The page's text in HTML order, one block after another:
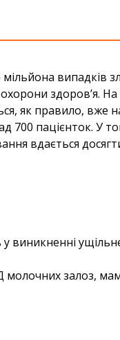
випадків
здоров’я. На
як правило, вже
700 пацієнток. У
вдається
у виникненні
молочних залоз,